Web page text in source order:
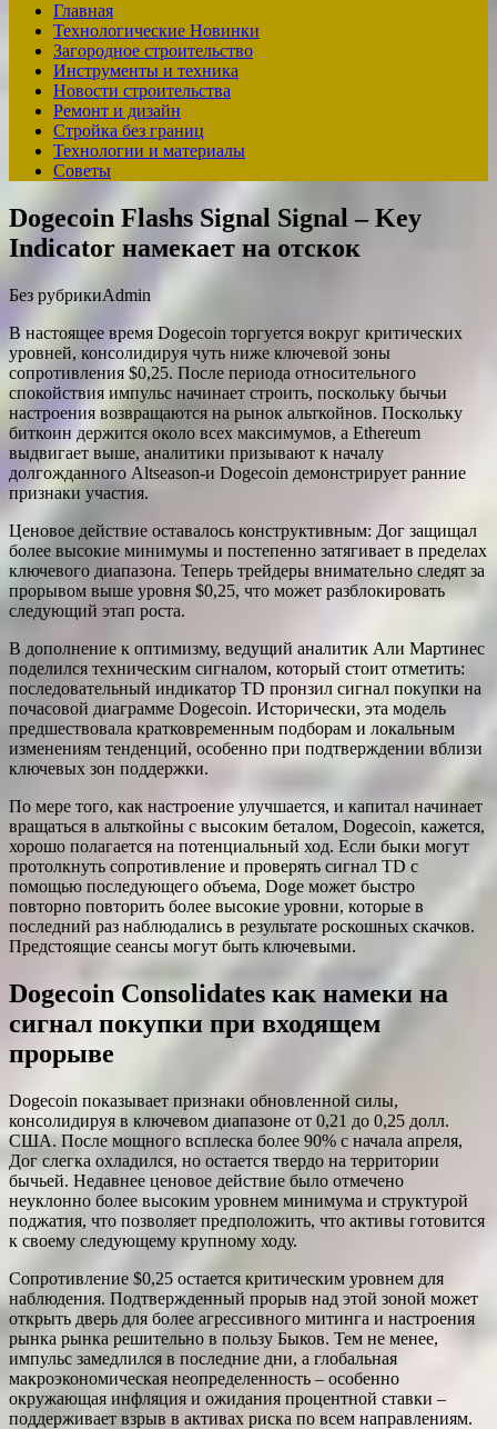
Главная
Технологические Новинки
Загородное строительство
Инструменты и техника
Новости строительства
Ремонт и дизайн
Стройка без границ
Технологии и материалы
Советы
Dogecoin Flashs Signal Signal – Key
Indicator намекает на отскок
Без рубрикиAdmin
В настоящее время Dogecoin торгуется вокруг критических
уровней, консолидируя чуть ниже ключевой зоны
сопротивления $0,25. После периода относительного
спокойствия импульс начинает строить, поскольку бычьи
настроения возвращаются на рынок альткойнов. Поскольку
биткоин держится около всех максимумов, а Ethereum
выдвигает выше, аналитики призывают к началу
долгожданного Altseason-и Dogecoin демонстрирует ранние
признаки участия.
Ценовое действие оставалось конструктивным: Дог защищал
более высокие минимумы и постепенно затягивает в пределах
ключевого диапазона. Теперь трейдеры внимательно следят за
прорывом выше уровня $0,25, что может разблокировать
следующий этап роста.
В дополнение к оптимизму, ведущий аналитик Али Мартинес
поделился техническим сигналом, который стоит отметить:
последовательный индикатор TD пронзил сигнал покупки на
почасовой диаграмме Dogecoin. Исторически, эта модель
предшествовала кратковременным подборам и локальным
изменениям тенденций, особенно при подтверждении вблизи
ключевых зон поддержки.
По мере того, как настроение улучшается, и капитал начинает
вращаться в альткойны с высоким беталом, Dogecoin, кажется,
хорошо полагается на потенциальный ход. Если быки могут
протолкнуть сопротивление и проверять сигнал TD с
помощью последующего объема, Doge может быстро
повторно повторить более высокие уровни, которые в
последний раз наблюдались в результате роскошных скачков.
Предстоящие сеансы могут быть ключевыми.
Dogecoin Consolidates как намеки на
сигнал покупки при входящем
прорыве
Dogecoin показывает признаки обновленной силы,
консолидируя в ключевом диапазоне от 0,21 до 0,25 долл.
США. После мощного всплеска более 90% с начала апреля,
Дог слегка охладился, но остается твердо на территории
бычьей. Недавнее ценовое действие было отмечено
неуклонно более высоким уровнем минимума и структурой
поджатия, что позволяет предположить, что активы готовится
к своему следующему крупному ходу.
Сопротивление $0,25 остается критическим уровнем для
наблюдения. Подтвержденный прорыв над этой зоной может
открыть дверь для более агрессивного митинга и настроения
рынка рынка решительно в пользу Быков. Тем не менее,
импульс замедлился в последние дни, а глобальная
макроэкономическая неопределенность – особенно
окружающая инфляция и ожидания процентной ставки –
поддерживает взрыв в активах риска по всем направлениям.